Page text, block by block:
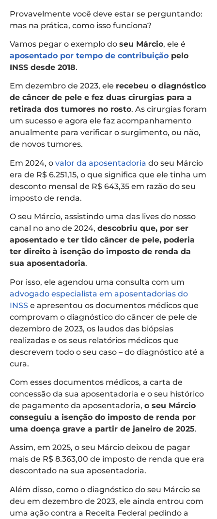
Provavelmente você deve estar se perguntando:
mas na prática, como isso funciona?
Vamos pegar o exemplo do seu Márcio, ele é
aposentado por tempo de contribuição pelo
INSS desde 2018.
Em dezembro de 2023, ele recebeu o diagnóstico
de câncer de pele e fez duas cirurgias para a
retirada dos tumores no rosto. As cirurgias foram
um sucesso e agora ele faz acompanhamento
anualmente para verificar o surgimento, ou não,
de novos tumores.
Em 2024, o valor da aposentadoria do seu Márcio
era de R$ 6.251,15, o que significa que ele tinha um
desconto mensal de R$ 643,35 em razão do seu
imposto de renda.
O seu Márcio, assistindo uma das lives do nosso
canal no ano de 2024, descobriu que, por ser
aposentado e ter tido câncer de pele, poderia
ter direito à isenção do imposto de renda da
sua aposentadoria.
Por isso, ele agendou uma consulta com um
advogado especialista em aposentadorias do
INSS e apresentou os documentos médicos que
comprovam o diagnóstico do câncer de pele de
dezembro de 2023, os laudos das biópsias
realizadas e os seus relatórios médicos que
descrevem todo o seu caso – do diagnóstico até a
cura.
Com esses documentos médicos, a carta de
concessão da sua aposentadoria e o seu histórico
de pagamento da aposentadoria, o seu Márcio
conseguiu a isenção do imposto de renda por
uma doença grave a partir de janeiro de 2025.
Assim, em 2025, o seu Márcio deixou de pagar
mais de R$ 8.363,00 de imposto de renda que era
descontado na sua aposentadoria.
Além disso, como o diagnóstico do seu Márcio se
deu em dezembro de 2023, ele ainda entrou com
uma ação contra a Receita Federal pedindo a